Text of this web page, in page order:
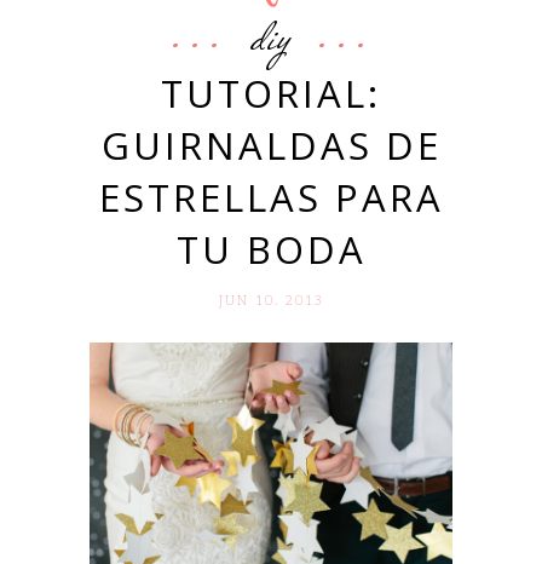
diy
TUTORIAL:
GUIRNALDAS DE
ESTRELLAS PARA
TU BODA
JUN 10. 2013